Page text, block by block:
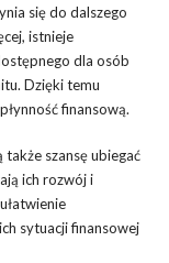
się do dalszego
istnieje
dla osób
Dzięki temu
finansową.
szansę ubiegać
ich rozwój i
sytuacji finansowej